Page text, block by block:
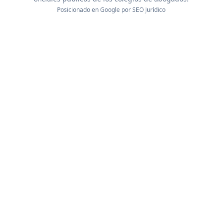
Posicionado en Google porSEO Jurídico